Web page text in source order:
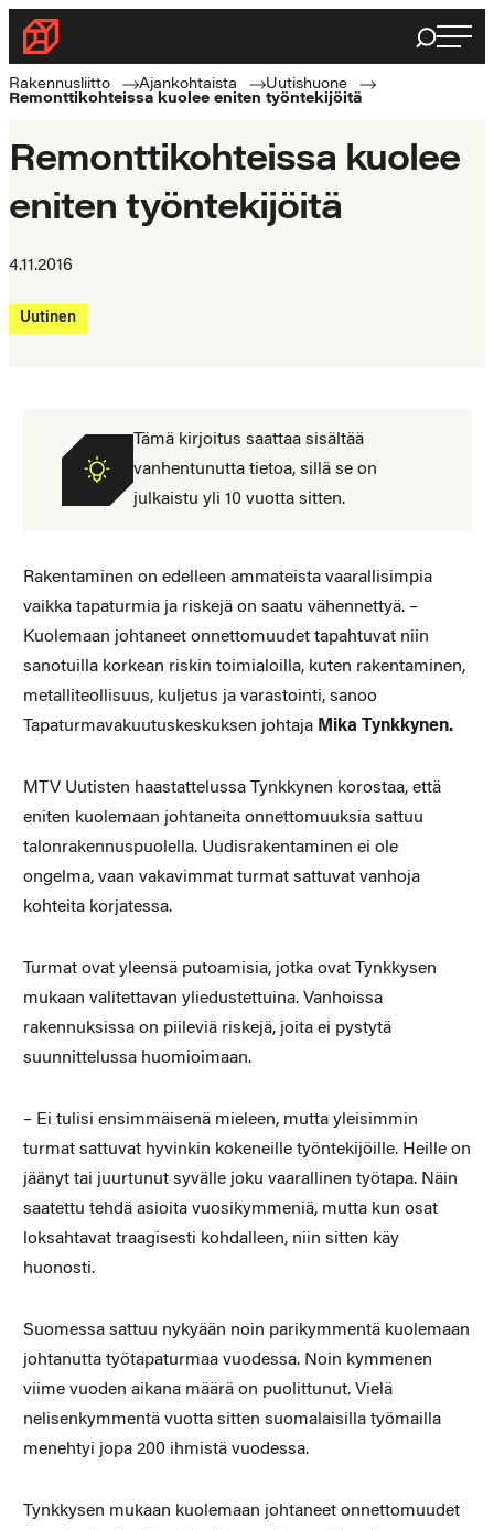
Siirry
suoraan
sisältöön
Rakennusliitto
Rakennusalan
ammattilaisten
Haku
Rakennusliitto Ajankohtaista
Uutishuone
Remonttikohteissa kuolee eniten työntekijöitä
Remonttikohteissa kuolee
eniten työntekijöitä
4.11.2016
Uutinen
Tämä kirjoitus saattaa sisältää
vanhentunutta tietoa, sillä se on
julkaistu yli 10 vuotta sitten.
Rakentaminen on edelleen ammateista vaarallisimpia
vaikka tapaturmia ja riskejä on saatu vähennettyä. –
Kuolemaan johtaneet onnettomuudet tapahtuvat niin
sanotuilla korkean riskin toimialoilla, kuten rakentaminen,
metalliteollisuus, kuljetus ja varastointi, sanoo
Tapaturmavakuutuskeskuksen johtaja Mika Tynkkynen.
MTV Uutisten haastattelussa Tynkkynen korostaa, että
eniten kuolemaan johtaneita onnettomuuksia sattuu
talonrakennuspuolella. Uudisrakentaminen ei ole
ongelma, vaan vakavimmat turmat sattuvat vanhoja
kohteita korjatessa.
Turmat ovat yleensä putoamisia, jotka ovat Tynkkysen
mukaan valitettavan yliedustettuina. Vanhoissa
rakennuksissa on piileviä riskejä, joita ei pystytä
suunnittelussa huomioimaan.
– Ei tulisi ensimmäisenä mieleen, mutta yleisimmin
turmat sattuvat hyvinkin kokeneille työntekijöille. Heille on
jäänyt tai juurtunut syvälle joku vaarallinen työtapa. Näin
saatettu tehdä asioita vuosikymmeniä, mutta kun osat
loksahtavat traagisesti kohdalleen, niin sitten käy
huonosti.
Suomessa sattuu nykyään noin parikymmentä kuolemaan
johtanutta työtapaturmaa vuodessa. Noin kymmenen
viime vuoden aikana määrä on puolittunut. Vielä
nelisenkymmentä vuotta sitten suomalaisilla työmailla
menehtyi jopa 200 ihmistä vuodessa.
Tynkkysen mukaan kuolemaan johtaneet onnettomuudet